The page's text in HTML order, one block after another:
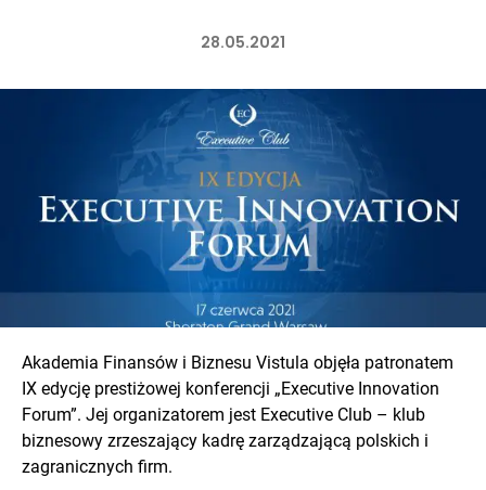
28.05.2021
Akademia Finansów i Biznesu Vistula objęła patronatem
IX edycję prestiżowej konferencji „Executive Innovation
Forum”. Jej organizatorem jest Executive Club – klub
biznesowy zrzeszający kadrę zarządzającą polskich i
zagranicznych firm.